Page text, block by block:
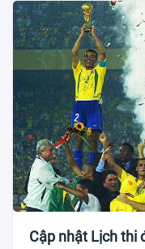
Cập nhật Lịch thi